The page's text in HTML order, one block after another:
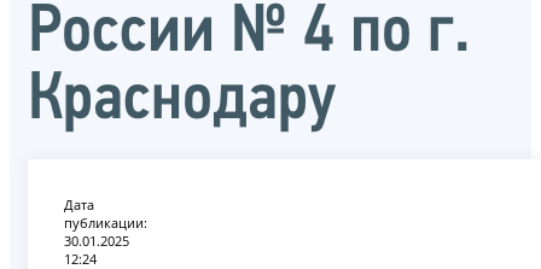
России № 4 по г.
Краснодару
Дата
публикации:
30.01.2025
12:24